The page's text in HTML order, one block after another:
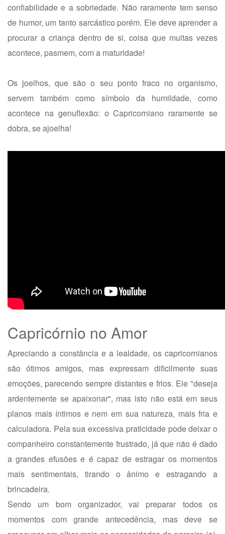
confiabilidade e a sobriedade. Não raramente tem senso
de humor, um tanto sarcástico porém. Ele deve aprender a
procurar a criança dentro de si, coisa que muitas vezes
acontece, pasmem, com a maturidade!
Os joelhos, que são o seu ponto fraco no organismo,
servem também como símbolo da humildade, como
acontece na genuflexão: o Capricorniano raramente se
dobra, se ajoelha!
Capricórnio no Amor
Apreciando a constância e a lealdade, os capricornianos
são ótimos amigos, mas expressam dificilmente suas
emoções, parecendo sempre distantes e frios. Ele "deseja
ardentemente se apaixonar", mas isto não está em seus
planos mais íntimos e nem em sua natureza, mais fria e
calculadora. Pela sua excessiva praticidade pode deixar o
companheiro constantemente frustrado, já que não é dado
a grandes efusões e é capaz de estragar os momentos
mais sentimentais, tirando o ânimo e estragando a
brincadeira.
Sendo um bom organizador, vai preparar todos os
momentos com grande antecedência, mas deve se